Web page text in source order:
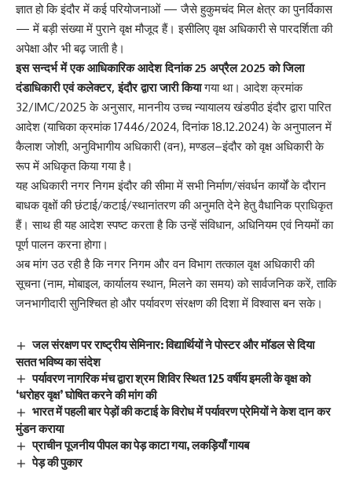
ज्ञात हो कि इंदौर में कई परियोजनाओं — जैसे हुकुमचंद मिल क्षेत्र का पुनर्विकास
— में बड़ी संख्या में पुराने वृक्ष मौजूद हैं। इसीलिए वृक्ष अधिकारी से पारदर्शिता की
अपेक्षा और भी बढ़ जाती है।
इस सन्दर्भ में एक आधिकारिक आदेश दिनांक 25 अप्रैल 2025 को जिला
दंडाधिकारी एवं कलेक्टर, इंदौर द्वारा जारी कियागया था। आदेश क्रमांक
32/IMC/2025 के अनुसार, माननीय उच्च न्यायालय खंडपीठ इंदौर द्वारा पारित
आदेश (याचिका क्रमांक 17446/2024, दिनांक 18.12.2024) के अनुपालन में
कैलाश जोशी, अनुविभागीय अधिकारी (वन), मण्डल–इंदौर को वृक्ष अधिकारी के
रूप में अधिकृत किया गया है।
यह अधिकारी नगर निगम इंदौर की सीमा में सभी निर्माण/संवर्धन कार्यों के दौरान
बाधक वृक्षों की छंटाई/कटाई/स्थानांतरण की अनुमति देने हेतु वैधानिक प्राधिकृत
हैं। साथ ही यह आदेश स्पष्ट करता है कि उन्हें संविधान, अधिनियम एवं नियमों का
पूर्ण पालन करना होगा।
अब मांग उठ रही है कि नगर निगम और वन विभाग तत्काल वृक्ष अधिकारी की
सूचना (नाम, मोबाइल, कार्यालय स्थान, मिलने का समय) को सार्वजनिक करें, ताकि
जनभागीदारी सुनिश्चित हो और पर्यावरण संरक्षण की दिशा में विश्वास बन सके।
जल संरक्षण पर राष्ट्रीय सेमिनार: विद्यार्थियों ने पोस्टर और मॉडल से दिया
सतत भविष्य का संदेश
पर्यावरण नागरिक मंच द्वारा श्रम शिविर स्थित 125 वर्षीय इमली के वृक्ष को
‘धरोहर वृक्ष’ घोषित करने की मांग की
भारत में पहली बार पेड़ों की कटाई के विरोध में पर्यावरण प्रेमियों ने केश दान कर
मुंडन कराया
प्राचीन पूजनीय पीपल का पेड़ काटा गया, लकड़ियाँ गायब
पेड़ की पुकार